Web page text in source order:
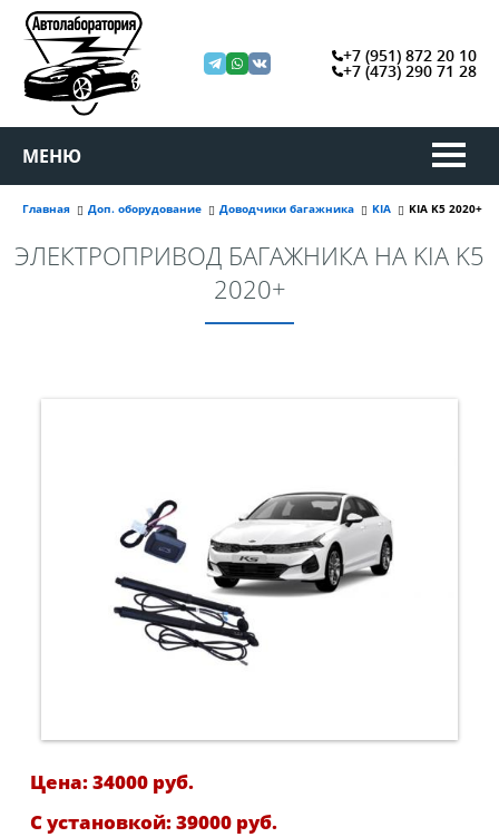
+7 (951) 872 20 10
+7 (473) 290 71 28
МЕНЮ
Главная Доп. оборудование Доводчики багажника KIA KIA K5 2020+
ЭЛЕКТРОПРИВОД БАГАЖНИКА НА KIA K5
2020+
Цена: 34000 руб.
С установкой: 39000 руб.